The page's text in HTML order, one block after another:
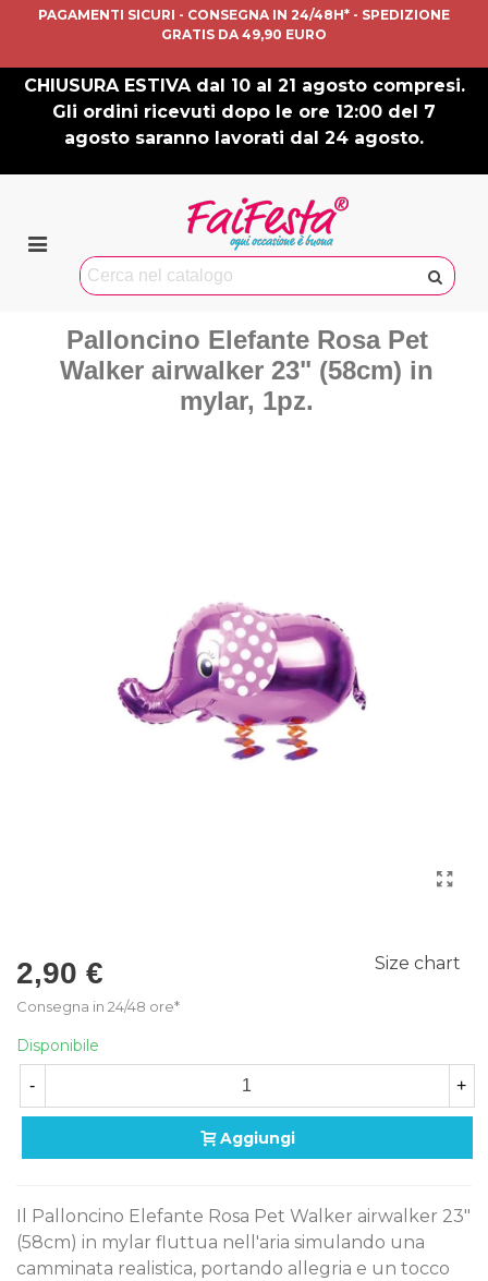
PAGAMENTI SICURI - CONSEGNA IN 24/48H* - SPEDIZIONE
GRATIS DA 49,90 EURO
CHIUSURA ESTIVA dal 10 al 21 agosto compresi.
Gli ordini ricevuti dopo le ore 12:00 del 7
agosto saranno lavorati dal 24 agosto.
Palloncino Elefante Rosa Pet
Walker airwalker 23" (58cm) in
mylar, 1pz.
2,90 €
Consegna in 24/48 ore*
Size chart
Disponibile
- +
Aggiungi
Il Palloncino Elefante Rosa Pet Walker airwalker 23"
(58cm) in mylar fluttua nell'aria simulando una
camminata realistica, portando allegria e un tocco